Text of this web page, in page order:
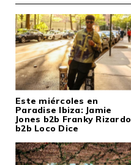
Este miércoles en
Paradise Ibiza: Jamie
Jones b2b Franky Rizardo
b2b Loco Dice